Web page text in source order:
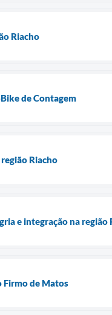
Riacho
de Contagem
Riacho
e integração na região
Firmo de Matos